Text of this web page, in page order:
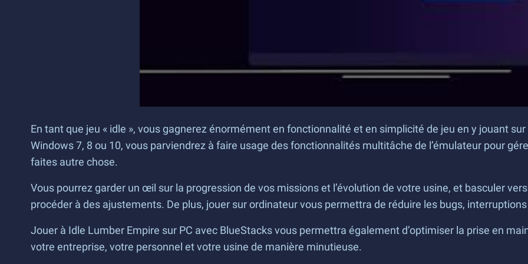
En tant que jeu « idle », vous gagnerez énormément en fonctionnalité et en simplicité de jeu en y jouant
Windows 7, 8 ou 10, vous parviendrez à faire usage des fonctionnalités multitâche de l’émulateur pour
faites autre chose.
Vous pourrez garder un œil sur la progression de vos missions et l’évolution de votre usine, et basculer
procéder à des ajustements. De plus, jouer sur ordinateur vous permettra de réduire les bugs,
Jouer à Idle Lumber Empire sur PC avec BlueStacks vous permettra également d’optimiser la prise en
votre entreprise, votre personnel et votre usine de manière minutieuse.